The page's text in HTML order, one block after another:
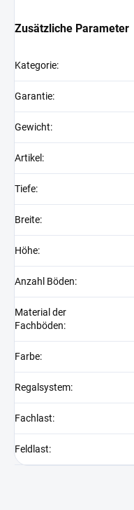
Zusätzliche Parameter
Kategorie:
Garantie:
Gewicht:
Artikel :
Tiefe:
Breite:
Höhe:
Anzahl Böden:
Material der
Fachböden:
Farbe:
Regalsystem:
Fachlast:
Feldlast: